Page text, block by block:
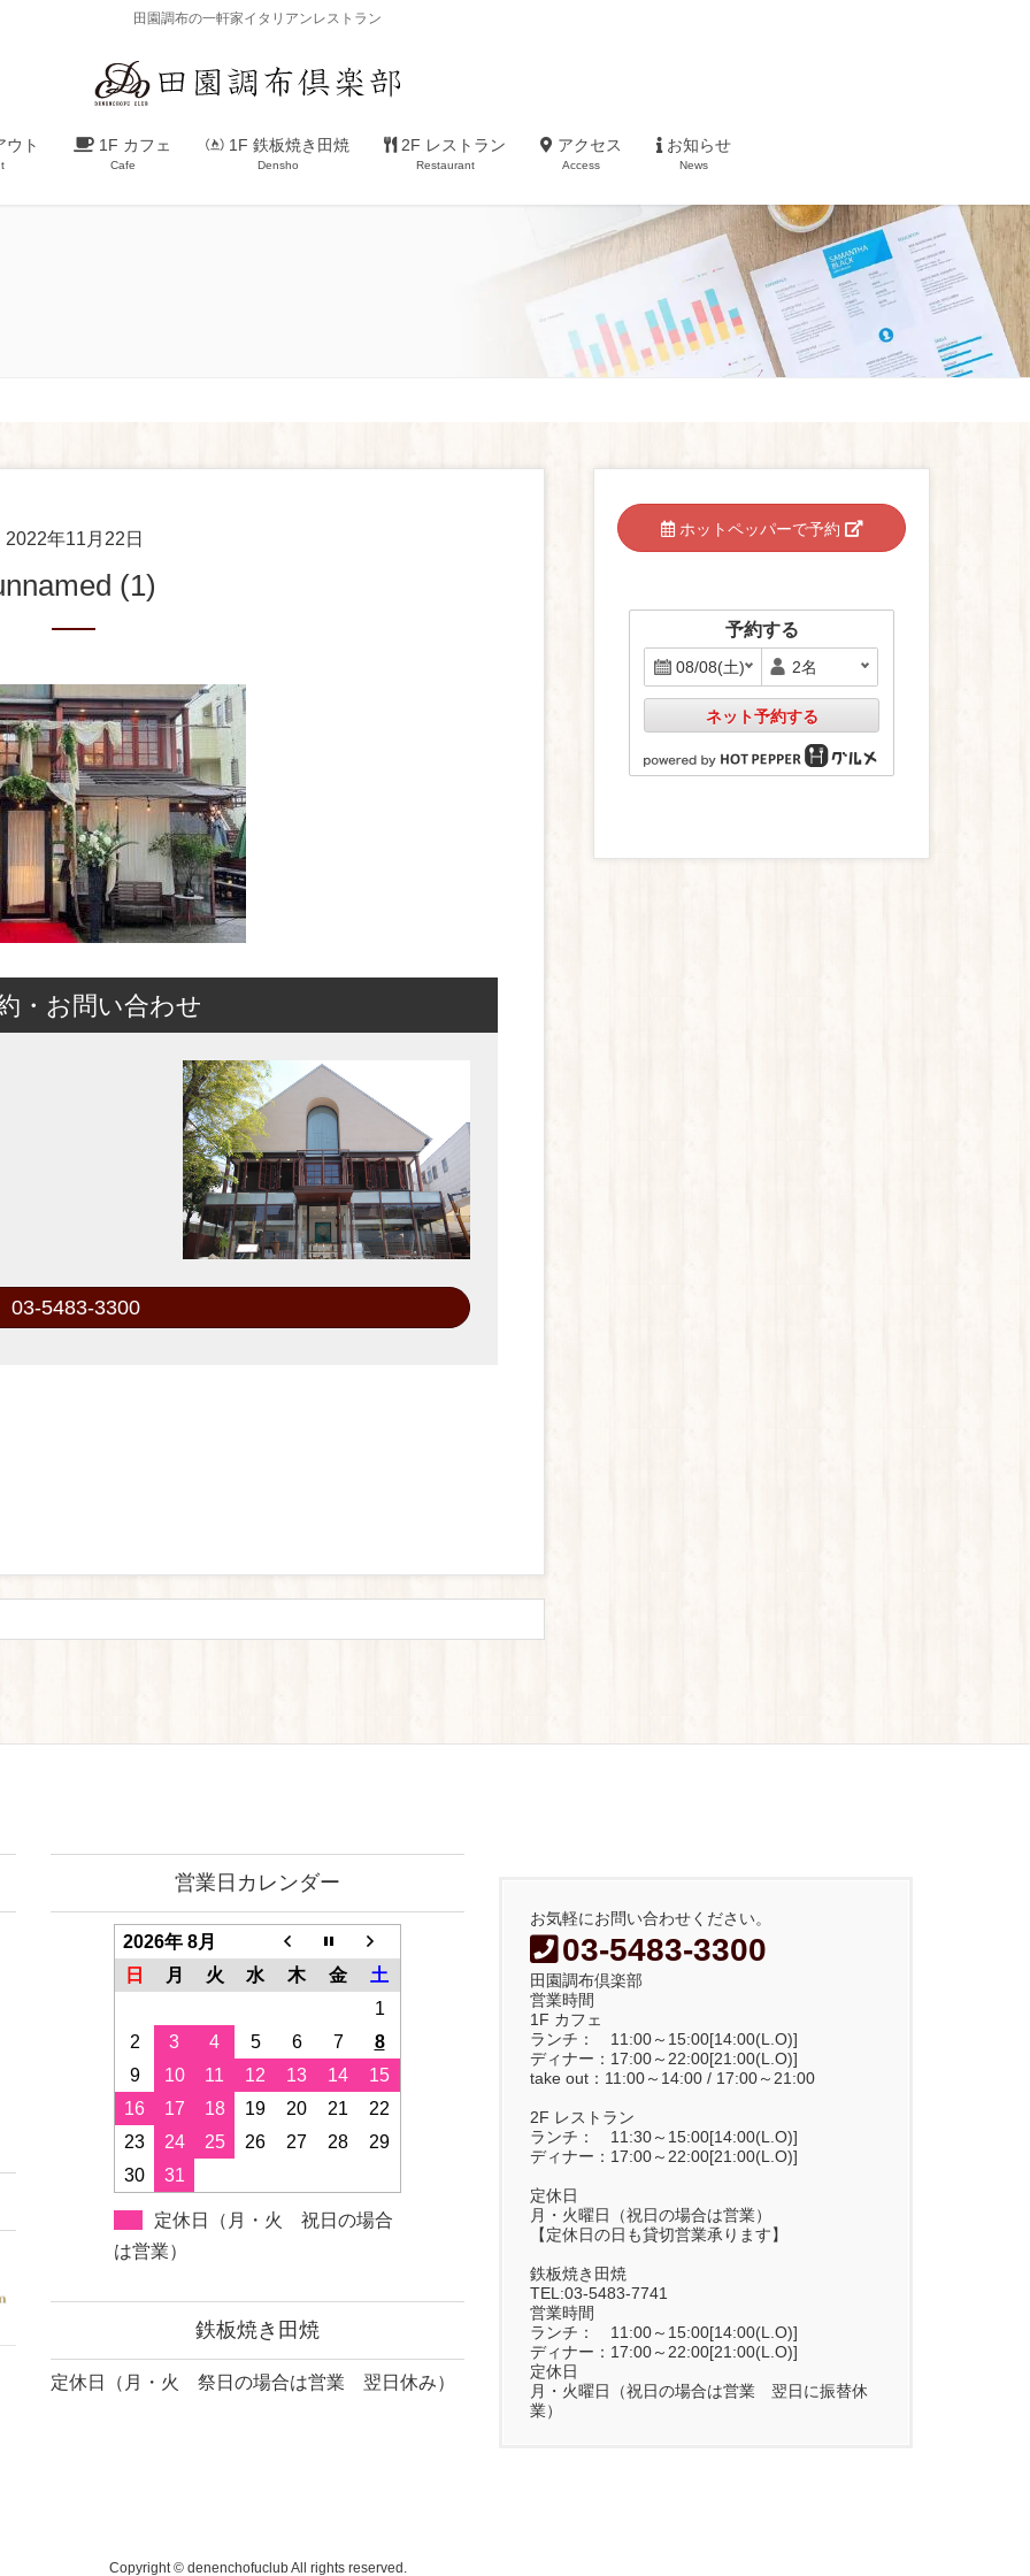
田園調布の一軒家イタリアンレストラン
ト 1F カフェ
Cafe
1F 鉄板焼き田焼
Densho
2F レストラン
Restaurant
アクセス
Access
お知らせ
News
2022年11月22日
unnamed (1)
・お問い合わせ
03-5483-3300
ホットペッパーで予約
予約する
ネット予約する
営業日カレンダー
2026年 8月
日
月 火 水 木 金
土
1
2
3 4 5 6 7
8
9
10 11 12 13 14
15
16
17 18 19 20 21
22
23
24 25 26 27 28
29
30
31
定休日（月・火 祝日の場合
は営業）
鉄板焼き田焼
定休日（月・火 祭日の場合は営業 翌日休み）
お気軽にお問い合わせください。
03-5483-3300
田園調布倶楽部
営業時間
1F カフェ
ランチ： 11:00～15:00[14:00(L.O)]
ディナー：17:00～22:00[21:00(L.O)]
take out：11:00～14:00 / 17:00～21:00
2F レストラン
ランチ： 11:30～15:00[14:00(L.O)]
ディナー：17:00～22:00[21:00(L.O)]
定休日
月・火曜日（祝日の場合は営業）
【定休日の日も貸切営業承ります】
鉄板焼き田焼
TEL:03-5483-7741
営業時間
ランチ： 11:00～15:00[14:00(L.O)]
ディナー：17:00～22:00[21:00(L.O)]
定休日
月・火曜日（祝日の場合は営業 翌日に振替休
業）
Copyright © denenchofuclub All rights reserved.